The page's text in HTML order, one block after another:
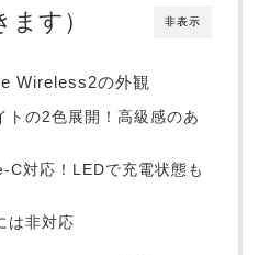
非表示
す）
Wireless2の外観
トの2色展開！高級感のあ
C対応！LEDで充電状態も
は非対応